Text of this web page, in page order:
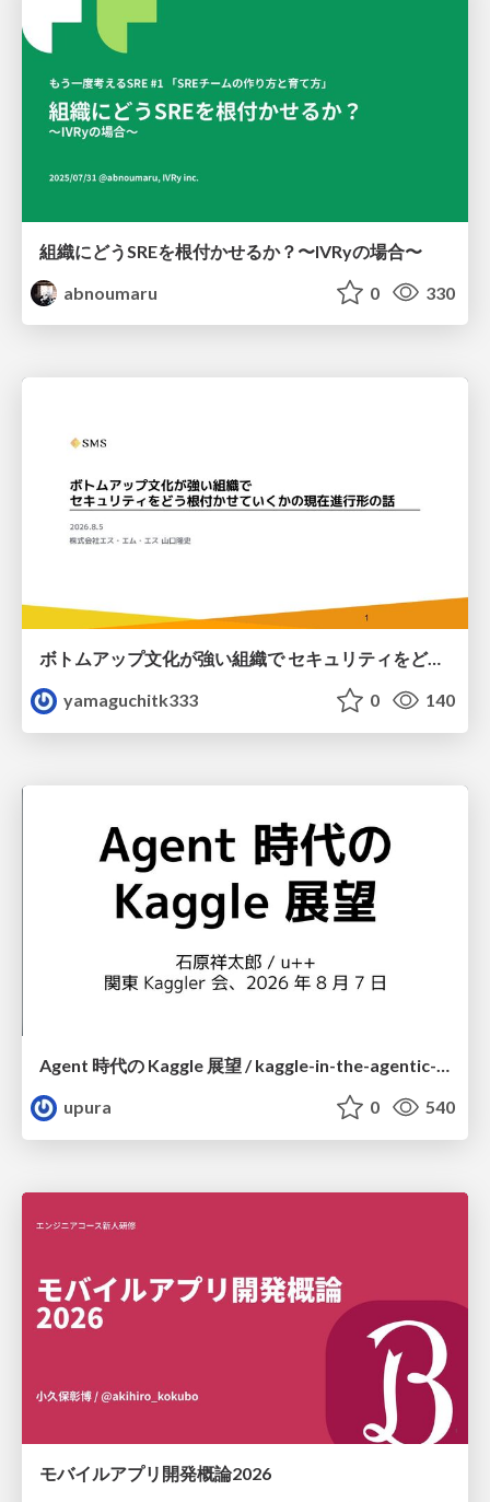
組織にどうSREを根付かせるか？〜IVRyの場合〜
abnoumaru
0 330
ボトムアップ文化が強い組織で セキュリティをどう根付かせていくかの現在進行形の話 / Making Security Stick in a Bottom-Up Organization
yamaguchitk333
0 140
Agent 時代の Kaggle 展望 / kaggle-in-the-agentic-era
upura
0 540
モバイルアプリ開発概論2026